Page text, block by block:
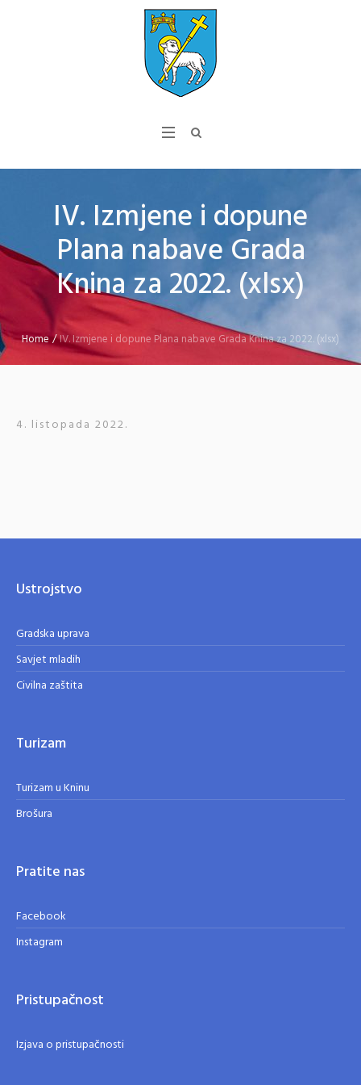
IV. Izmjene i dopune
Plana nabave Grada
Knina za 2022. (xlsx)
Home /IV. Izmjene i dopune Plana nabave Grada Knina za 2022. (xlsx)
4. listopada 2022.
Ustrojstvo
Gradska uprava
Savjet mladih
Civilna zaštita
Turizam
Turizam u Kninu
Brošura
Pratite nas
Facebook
Instagram
Pristupačnost
Izjava o pristupačnosti